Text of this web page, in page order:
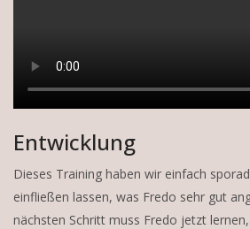
Entwicklung
Dieses Training haben wir einfach
einfließen lassen, was Fredo sehr gut
nächsten Schritt muss Fredo jetzt